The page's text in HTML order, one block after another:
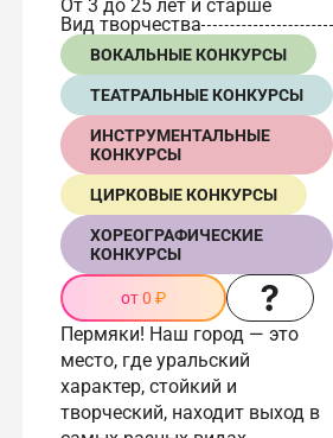
От 3 до 25 лет и старше
Вид творчества
ВОКАЛЬНЫЕ КОНКУРСЫ
ТЕАТРАЛЬНЫЕ КОНКУРСЫ
ИНСТРУМЕНТАЛЬНЫЕ
КОНКУРСЫ
ЦИРКОВЫЕ КОНКУРСЫ
ХОРЕОГРАФИЧЕСКИЕ
КОНКУРСЫ
от 0 ₽
Пермяки! Наш город — это
место, где уральский
характер, стойкий и
творческий, находит выход в